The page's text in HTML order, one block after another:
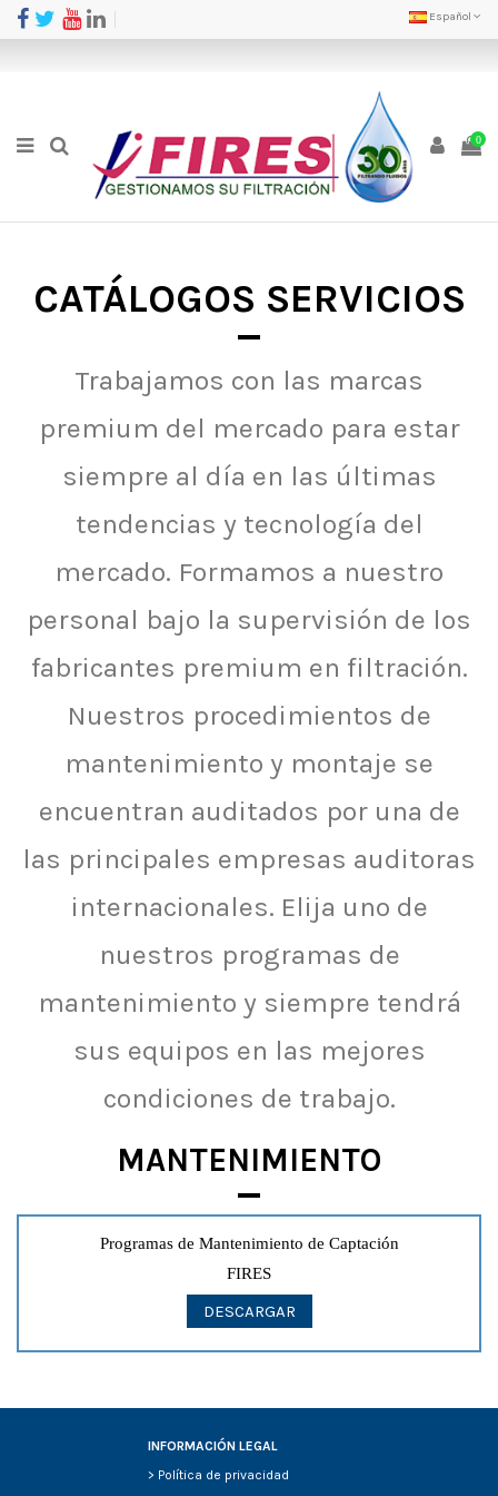
Español
0
CATÁLOGOS SERVICIOS
Trabajamos con las marcas
premium del mercado para estar
siempre al día en las últimas
tendencias y tecnología del
mercado. Formamos a nuestro
personal bajo la supervisión de los
fabricantes premium en filtración.
Nuestros procedimientos de
mantenimiento y montaje se
encuentran auditados por una de
las principales empresas auditoras
internacionales. Elija uno de
nuestros programas de
mantenimiento y siempre tendrá
sus equipos en las mejores
condiciones de trabajo.
MANTENIMIENTO
Programas de Mantenimiento de Captación
FIRES
DESCARGAR
INFORMACIÓN LEGAL
> Política de privacidad